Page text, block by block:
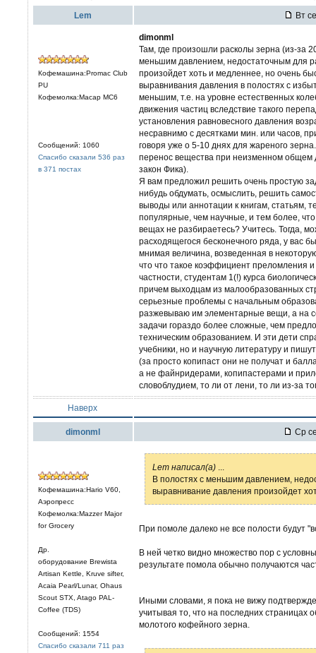
Lem Вт
Кофемашина:Promac Club
PU
Кофемолка:Macap MC6
Сообщений: 1060
Спасибо сказали 536 раз
в 371 постах
dimonml
Там, где произошли расколы зерна (из-за
меньшим давлением, недостаточным для
произойдет хоть и медленнее, но очень
выравнивания давления в полостях с
меньшим, т.е. на уровне естественных
движения частиц вследствие такого
установления равновесного давления
несравнимо с десятками мин. или часов,
говоря уже о 5-10 днях для жареного
перенос вещества при неизменном общем
закон Фика).
Я вам предложил решить очень простую
нибудь обдумать, осмыслить, решить
выводы или аннотации к книгам, статьям,
популярные, чем научные, и тем более,
вещах не разбираетесь? Учитесь. Тогда,
расходящегося бесконечного ряда, у вас
мнимая величина, возведенная в
что что такое коэффициент преломления
частности, студентам 1(!) курса
причем выходцам из малообразованных
серьезные проблемы с начальным
разжевываю им элементарные вещи, а на
задачи гораздо более сложные, чем
техническим образованием. И эти дети
учебники, но и научную литературу и
(за просто копипаст они не получат и
а не файнридерами, копипастерами и
словоблудием, то ли от лени, то ли из-за
Наверх
dimonml Ср
Кофемашина:Hario V60,
Аэропресс
Кофемолка:Mazzer Major
for Grocery
Др.
оборудование Brewista
Artisan Kettle, Kruve sifter,
Acaia Pearl/Lunar, Ohaus
Scout STX, Atago PAL-
Coffee (TDS)
Сообщений: 1554
Спасибо сказали 711 раз
Lem написал(а)
В полостях с меньшим давлением,
выравнивание давления произойдет
При помоле далеко не все полости будут
В ней четко видно множество пор с
результате помола обычно получаются
Иными словами, я пока не вижу
учитывая то, что на последних страницах
молотого кофейного зерна.